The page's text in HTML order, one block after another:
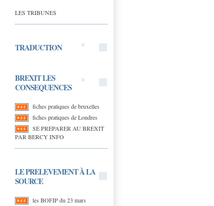
LES TRIBUNES
TRADUCTION
BREXIT LES
CONSEQUENCES
fiches pratiques de bruxelles
fiches pratiques de Londres
SE PREPARER AU BREXIT
PAR BERCY INFO
LE PRELEVEMENT À LA
SOURCE
les BOFIP du 23 mars